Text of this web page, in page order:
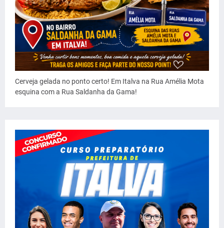
Cerveja gelada no ponto certo! Em Italva na Rua Amélia Mota
esquina com a Rua Saldanha da Gama!